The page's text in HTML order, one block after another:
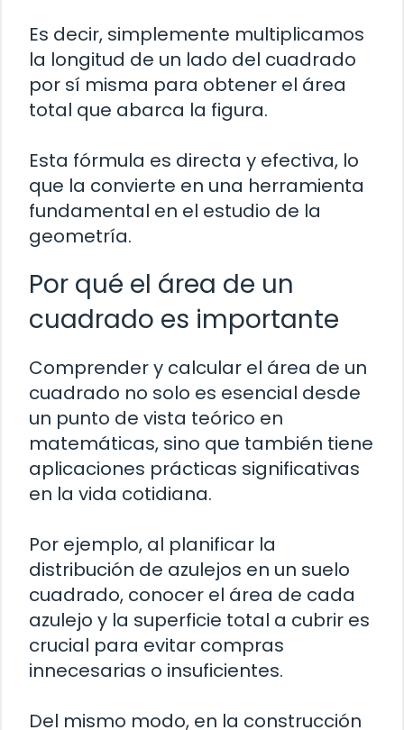
Es decir, simplemente multiplicamos
la longitud de un lado del cuadrado
por sí misma para obtener el área
total que abarca la figura.
Esta fórmula es directa y efectiva, lo
que la convierte en una herramienta
fundamental en el estudio de la
geometría.
Por qué el área de un
cuadrado es importante
Comprender y calcular el área de un
cuadrado no solo es esencial desde
un punto de vista teórico en
matemáticas, sino que también tiene
aplicaciones prácticas significativas
en la vida cotidiana.
Por ejemplo, al planificar la
distribución de azulejos en un suelo
cuadrado, conocer el área de cada
azulejo y la superficie total a cubrir es
crucial para evitar compras
innecesarias o insuficientes.
Del mismo modo, en la construcción